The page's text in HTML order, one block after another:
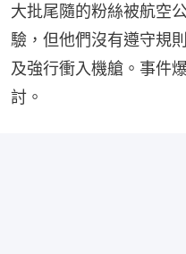
大批尾隨的粉絲被航空
驗，但他們沒有遵守規
及強行衝入機艙。事件
討。